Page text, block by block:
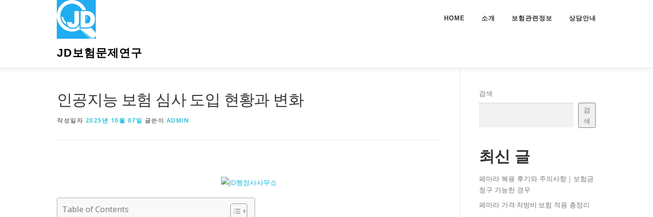
JD보험문제연구
HOME 소개 보험관련정보 상담안내
인공지능 보험 심사 도입 현황과 변화
작성일자 2025년 10월 07일 글쓴이 ADMIN
Table of Contents
검색
검
색
최신 글
페마라 복용 후기와 주의사항｜보험금
청구 가능한 경우
페마라 가격·처방비·보험 적용 총정리